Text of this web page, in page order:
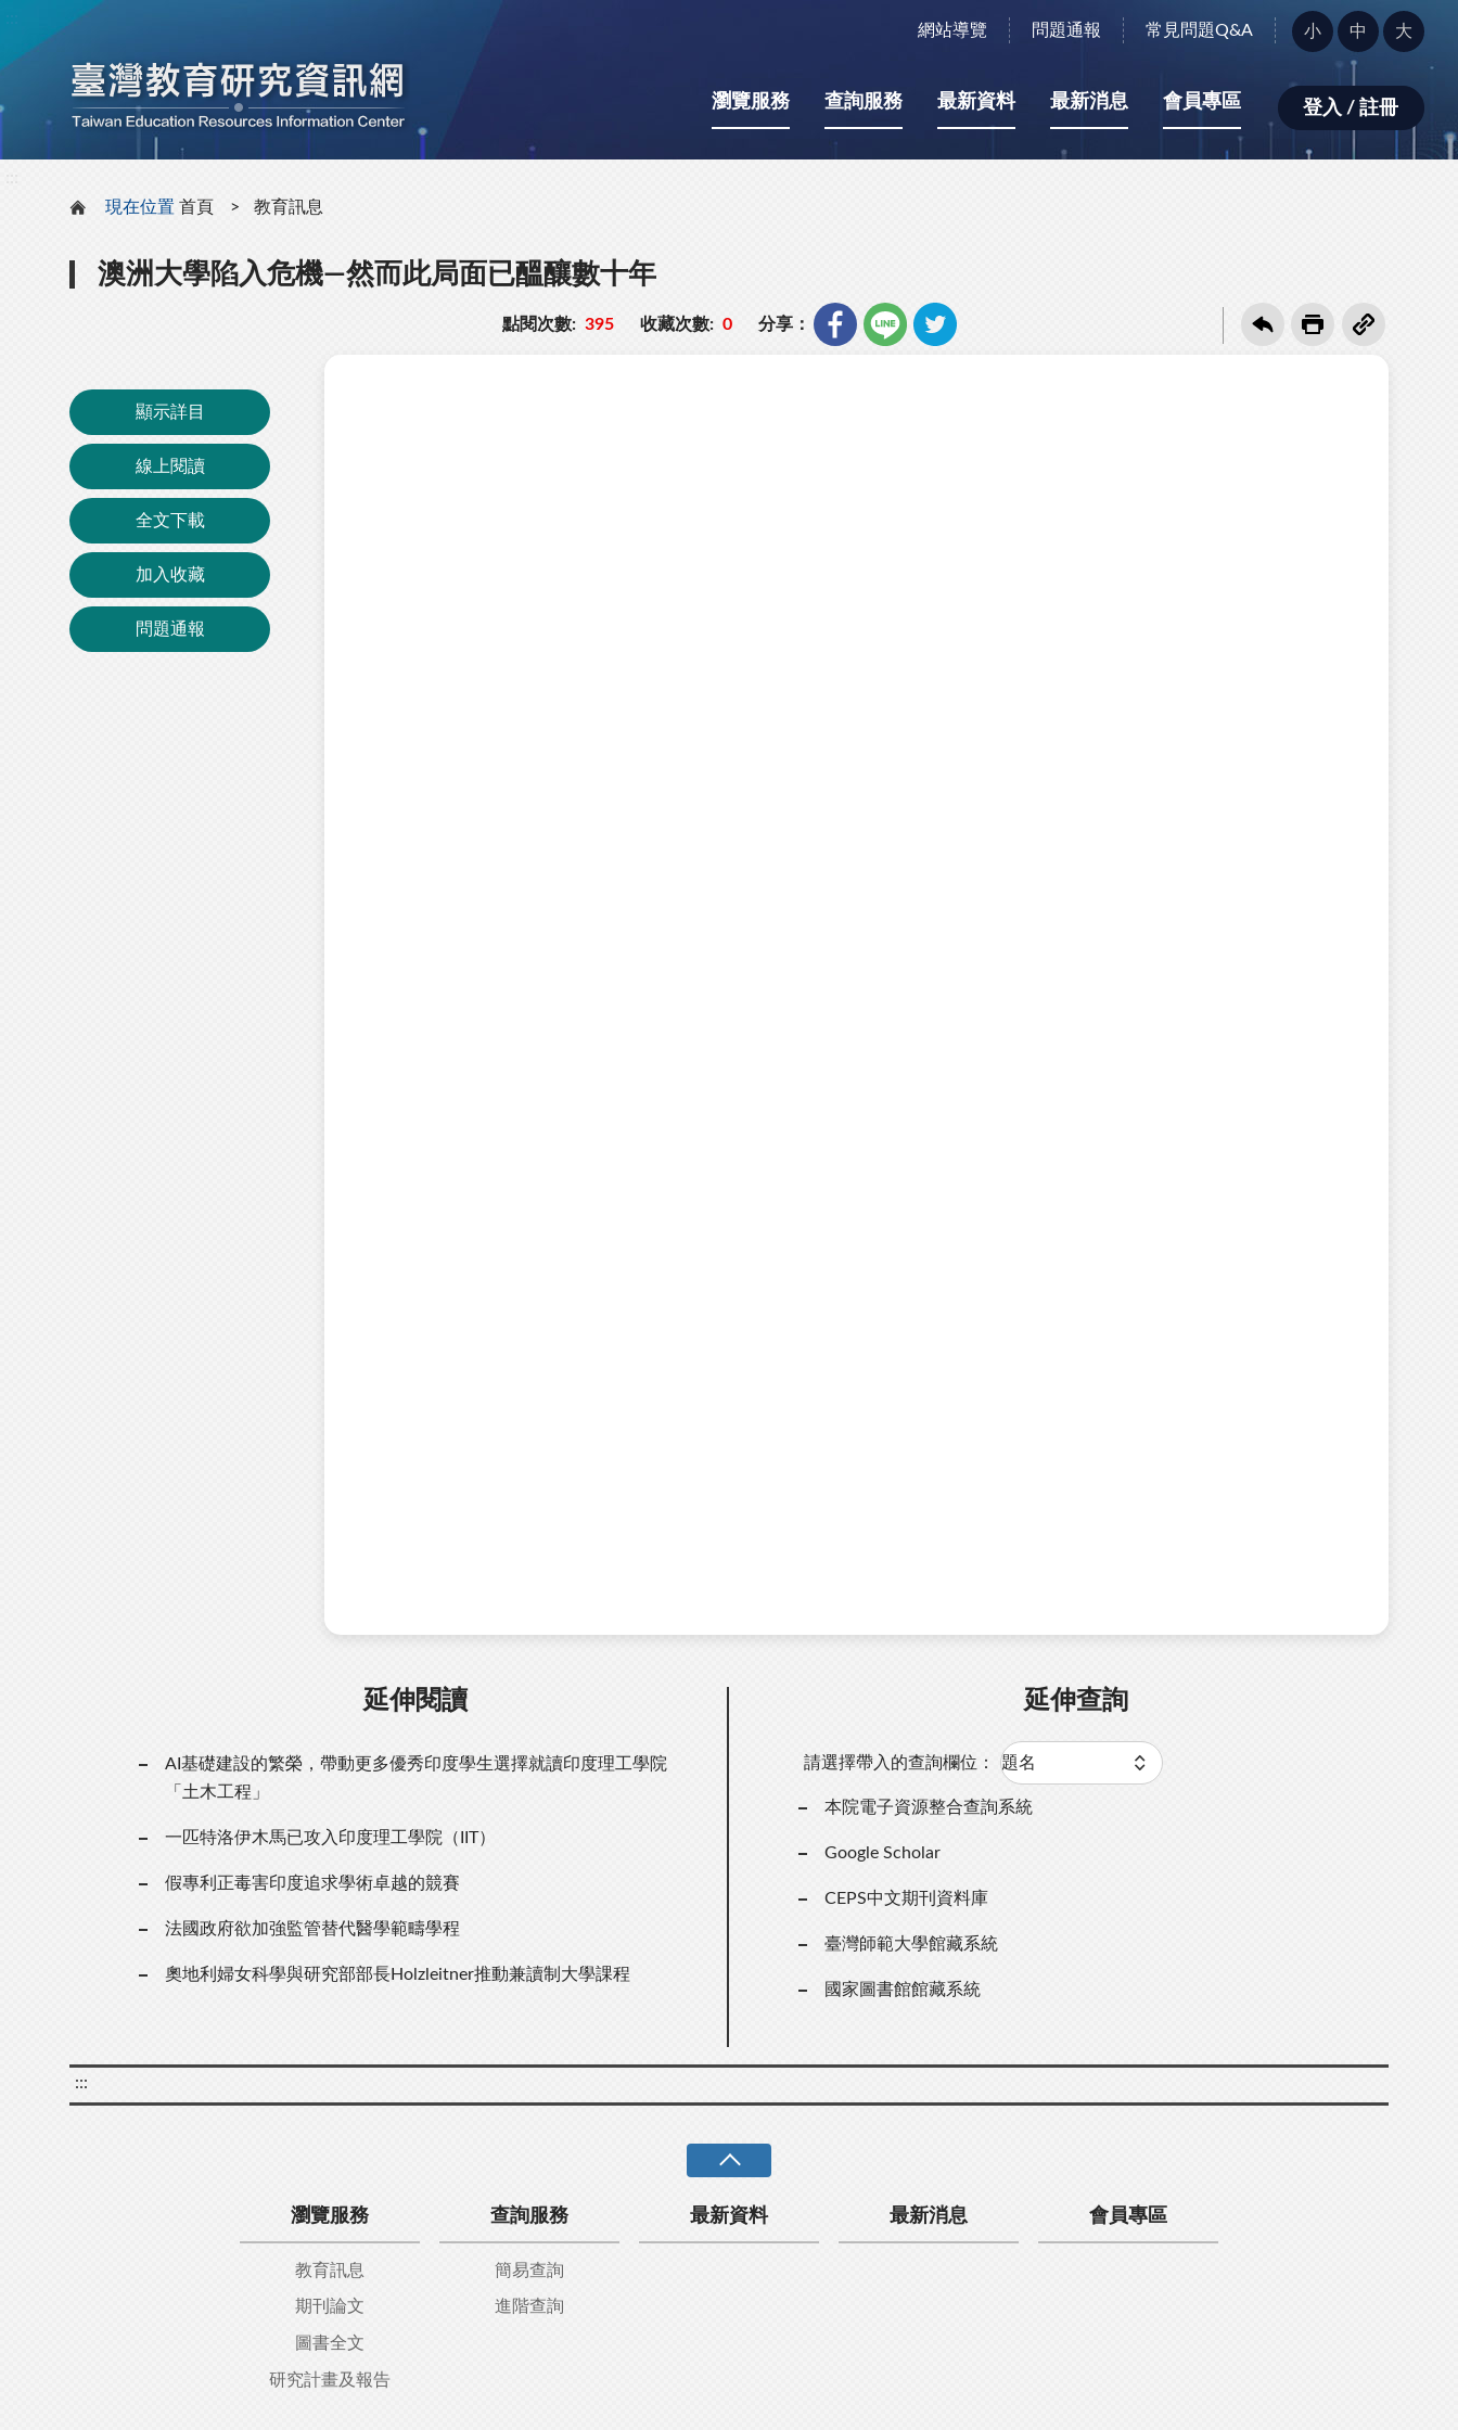
網站導覽 問題通報 常見問題Q&A
字
型
小：
小 中 大
瀏覽服務 查詢服務 最新資料 最新消息 會員專區 登入 / 註冊
現在位置 首頁 教育訊息
澳洲大學陷入危機—然而此局面已醞釀數十年
點閱次數: 395 收藏次數: 0 分享：
顯示詳目
線上閱讀
全文下載
加入收藏
問題通報
延伸閱讀
AI基礎建設的繁榮，帶動更多優秀印度學生選擇就讀印度理工學院
「土木工程」
一匹特洛伊木馬已攻入印度理工學院（IIT）
假專利正毒害印度追求學術卓越的競賽
法國政府欲加強監管替代醫學範疇學程
奧地利婦女科學與研究部部長Holzleitner推動兼讀制大學課程
延伸查詢
請選擇帶入的查詢欄位：
本院電子資源整合查詢系統
Google Scholar
CEPS中文期刊資料庫
臺灣師範大學館藏系統
國家圖書館館藏系統
:::
瀏覽服務
教育訊息
期刊論文
圖書全文
研究計畫及報告
查詢服務
簡易查詢
進階查詢
最新資料 最新消息 會員專區